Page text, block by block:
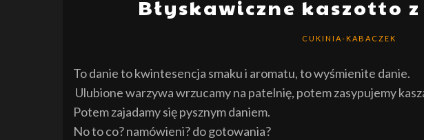
Błyskawiczne kaszotto
CUKINIA-KABACZEK
To danie to kwintesencja smaku i aromatu, to wyśmienite danie.
Ulubione warzywa wrzucamy na patelnię, potem zasypujemy
Potem zajadamy się pysznym daniem.
No to co? namówieni? do gotowania?